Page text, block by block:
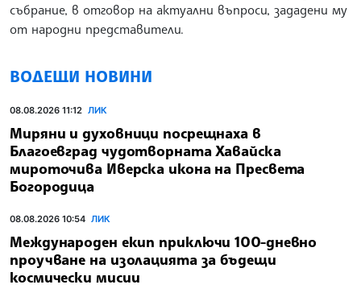
събрание, в отговор на актуални въпроси, зададени му
от народни представители.
ВОДЕЩИ НОВИНИ
08.08.2026 11:12 ЛИК
Миряни и духовници посрещнаха в
Благоевград чудотворната Хавайска
мироточива Иверска икона на Пресвета
Богородица
08.08.2026 10:54 ЛИК
Международен екип приключи 100-дневно
проучване на изолацията за бъдещи
космически мисии